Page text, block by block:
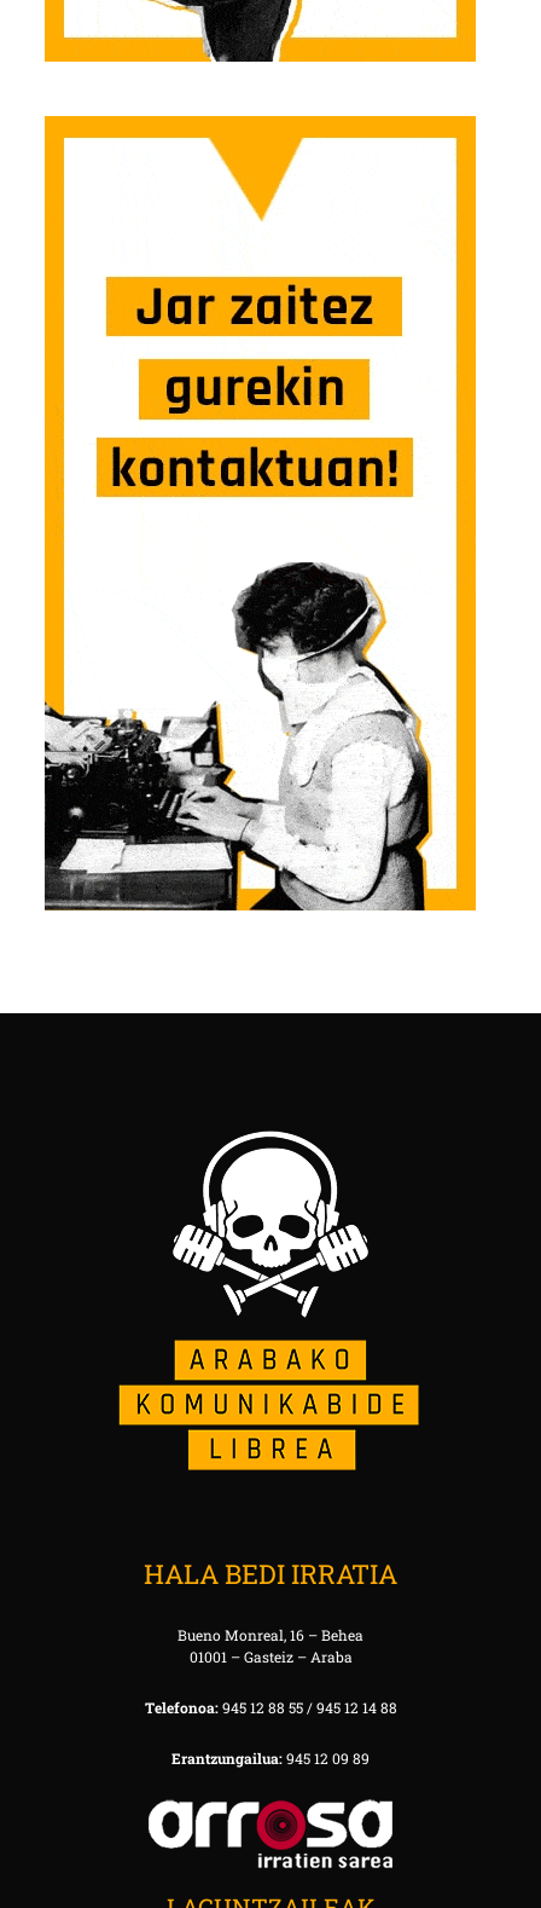
HALA BEDI IRRATIA
Bueno Monreal, 16 – Behea
01001 – Gasteiz – Araba
Telefonoa:945 12 88 55 / 945 12 14 88
Erantzungailua:945 12 09 89